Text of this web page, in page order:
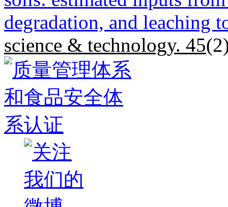
degradation, and leaching
science & technology. 45